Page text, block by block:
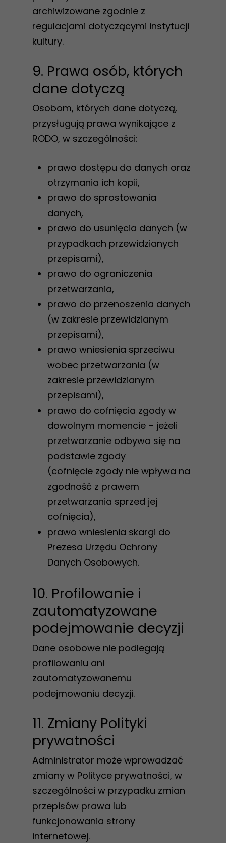
archiwizowane zgodnie z
regulacjami dotyczącymi instytucji
kultury.
9. Prawa osób, których
dane dotyczą
Osobom, których dane dotyczą,
przysługują prawa wynikające z
RODO, w szczególności:
prawo dostępu do danych oraz
otrzymania ich kopii,
prawo do sprostowania
danych,
prawo do usunięcia danych (w
przypadkach przewidzianych
przepisami),
prawo do ograniczenia
przetwarzania,
prawo do przenoszenia danych
(w zakresie przewidzianym
przepisami),
prawo wniesienia sprzeciwu
wobec przetwarzania (w
zakresie przewidzianym
przepisami),
prawo do cofnięcia zgody w
dowolnym momencie – jeżeli
przetwarzanie odbywa się na
podstawie zgody
(cofnięcie zgody nie wpływa na
zgodność z prawem
przetwarzania sprzed jej
cofnięcia),
prawo wniesienia skargi do
Prezesa Urzędu Ochrony
Danych Osobowych.
10. Profilowanie i
zautomatyzowane
podejmowanie decyzji
Dane osobowe nie podlegają
profilowaniu ani
zautomatyzowanemu
podejmowaniu decyzji.
11. Zmiany Polityki
prywatności
Administrator może wprowadzać
zmiany w Polityce prywatności, w
szczególności w przypadku zmian
przepisów prawa lub
funkcjonowania strony
internetowej.
Te pliki cookie
opcjonalne. Są
one potrzebne
funkcjonowania
strony
internetowej.
Statystyka
Abyśmy mogli
poprawić
i strukturę
strony
na podstawie
strona jest
używana.
Doświadczenie
Aby nasza
strona
internetowa
działała jak
najlepiej
twojego
przejścia na nią.
te pliki cookie,
internetowej.
Udostępniając
swoje